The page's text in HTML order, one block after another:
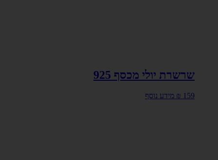
שרשרת יולי מכסף 925
₪ 159 מידע נוסף